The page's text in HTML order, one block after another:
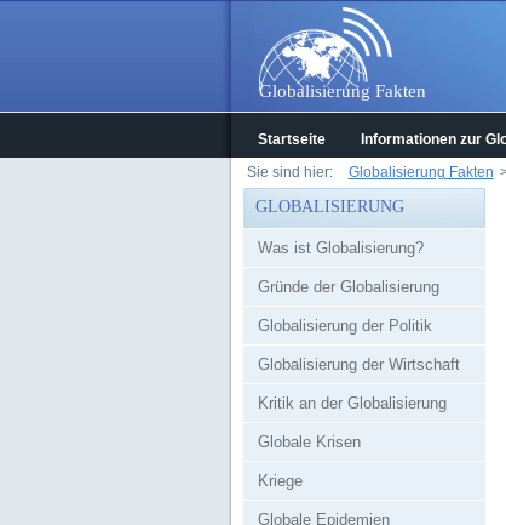
Globalisierung Fakten
Startseite Informationen zur
Sie sind hier:
Globalisierung Fakten
GLOBALISIERUNG
Was ist Globalisierung?
Gründe der Globalisierung
Globalisierung der Politik
Globalisierung der Wirtschaft
Kritik an der Globalisierung
Globale Krisen
Kriege
Globale Epidemien